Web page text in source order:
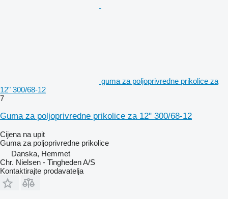
guma za poljoprivredne prikolice za
12" 300/68-12
7
Guma za poljoprivredne prikolice za 12" 300/68-12
Cijena na upit
Guma za poljoprivredne prikolice
Danska, Hemmet
Chr. Nielsen - Tingheden A/S
Kontaktirajte prodavatelja